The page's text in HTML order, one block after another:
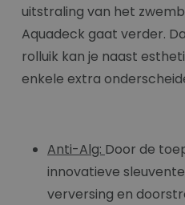
uitstraling van het
Aquadeck gaat verder.
rolluik kan je naast
enkele extra
Anti-Alg: Door de
innovatieve
verversing en